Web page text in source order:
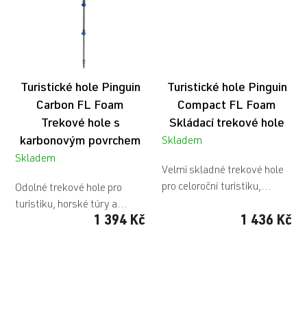
Turistické hole Pinguin
Carbon FL Foam
Trekové hole s
karbonovým povrchem
Skladem
1 394 Kč
Odolné trekové hole pro
turistiku, horské túry a...
Turistické hole Pinguin
Compact FL Foam
Skládací trekové hole
Skladem
1 436 Kč
Velmi skladné trekové hole
pro celoroční turistiku,...